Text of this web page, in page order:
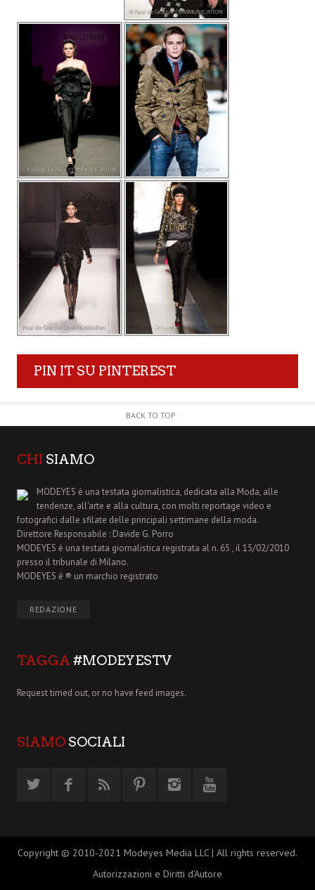
PIN IT SU PINTEREST
BACK TO TOP
CHI SIAMO
MODEYES è una testata giornalistica, dedicata alla Moda, alle
tendenze, all'arte e alla cultura, con molti reportage video e
fotografici dalle sfilate delle principali settimane della moda.
Direttore Responsabile : Davide G. Porro
MODEYES è una testata giornalistica registrata al n. 65 , il 15/02/2010
presso il tribunale di Milano.
MODEYES è ® un marchio registrato
REDAZIONE
TAGGA #MODEYESTV
Request timed out, or no have feed images.
SIAMO SOCIALI
Copyright © 2010-2021 Modeyes Media LLC | All rights reserved.
Autorizzazioni e Diritti d’Autore